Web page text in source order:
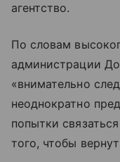
агентство.
По словам
администрации
«внимательно
неоднократно
попытки
того, чтобы